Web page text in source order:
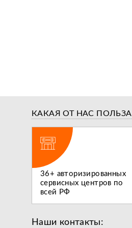
КАКАЯ ОТ НАС ПОЛЬЗА
36+ авторизированных
сервисных центров по
всей РФ
Наши контакты: